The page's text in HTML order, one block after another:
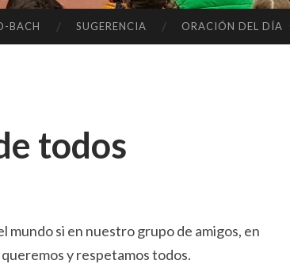
BACH SUGERENCIA ORACIÓN DEL DÍA
todos
mundo si en nuestro grupo de amigos, en
y respetamos todos.